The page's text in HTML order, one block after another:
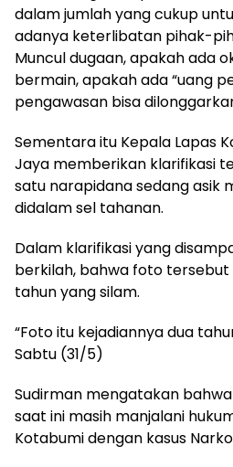
dalam jumlah yang cukup
adanya keterlibatan pihak-
Muncul dugaan, apakah ada
bermain, apakah ada “uang
pengawasan bisa
Sementara itu Kepala Lapas
Jaya memberikan klarifikasi
satu narapidana sedang asik
didalam sel tahanan.
Dalam klarifikasi yang
berkilah, bahwa foto
tahun yang silam.
“Foto itu kejadiannya dua
Sabtu (31/5)
Sudirman mengatakan
saat ini masih manjalani
Kotabumi dengan kasus